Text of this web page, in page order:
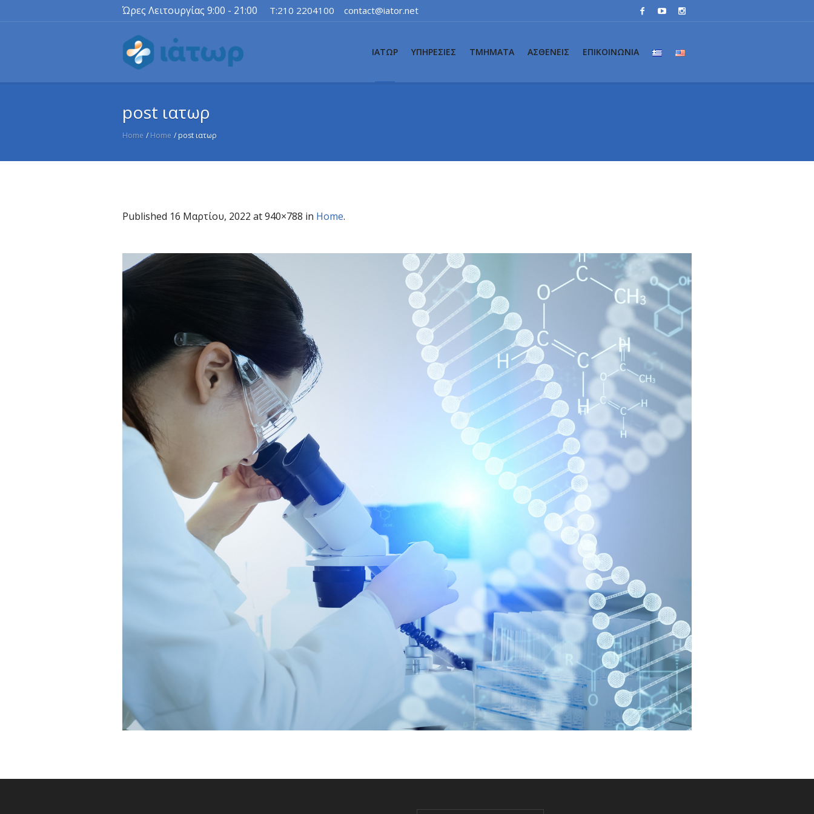
Ώρες Λειτουργίας 9:00 - 21:00 T:210 2204100 contact@iator.net
ΙΑΤΩΡ ΥΠΗΡΕΣΙΕΣ ΤΜΗΜΑΤΑ ΑΣΘΕΝΕΙΣ ΕΠΙΚΟΙΝΩΝΙΑ
post ιατωρ
Home / Home / post ιατωρ
Published 16 Μαρτίου, 2022 at 940×788 in Home.